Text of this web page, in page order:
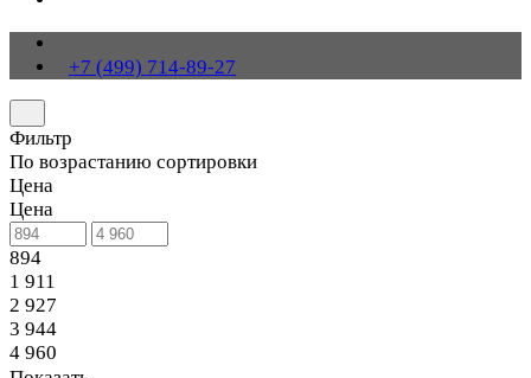
+7 (499) 714-89-27
Фильтр
По возрастанию сортировки
Цена
Цена
894
1 911
2 927
3 944
4 960